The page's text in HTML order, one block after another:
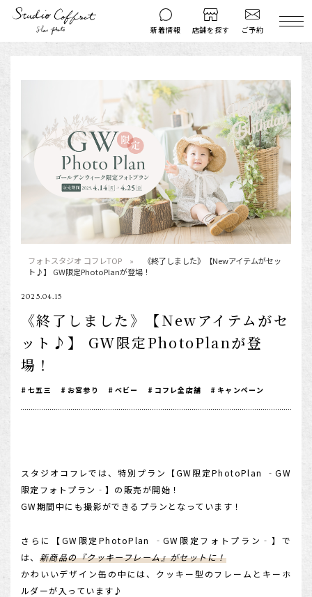
新着情報 店舗を探す ご予約
はじめての方へ 料金シミュレーション
衣装ギャラリー よくある質問
キャンペーン コフレマグ
お知らせ 資料請求
七五三
1/2成人式・十歳の祝い
十三祝い・十三参り
家族写真・記念写真
桃の節句・端午の節句
子供の写真撮影・スタジオフォト
赤ちゃん撮影・ベビーフォト
フォトスタジオ コフレTOP
《終了しました》【Newアイテムがセッ
ト♪】 GW限定PhotoPlanが登場！
2025.04.15
《終了しました》【Newアイテムがセ
ット♪】 GW限定PhotoPlanが登
場！
七五三 お宮参り ベビー コフレ全店舗 キャンペーン
スタジオコフレでは、特別プラン【GW限定PhotoPlan ‐GW
限定フォトプラン‐】の販売が開始！
GW期間中にも撮影ができるプランとなっています！
さらに【GW限定PhotoPlan ‐GW限定フォトプラン‐】で
は、 新商品の『クッキーフレーム』がセットに！
かわいいデザイン缶の中には、クッキー型のフレームとキーホ
ルダーが入っています♪